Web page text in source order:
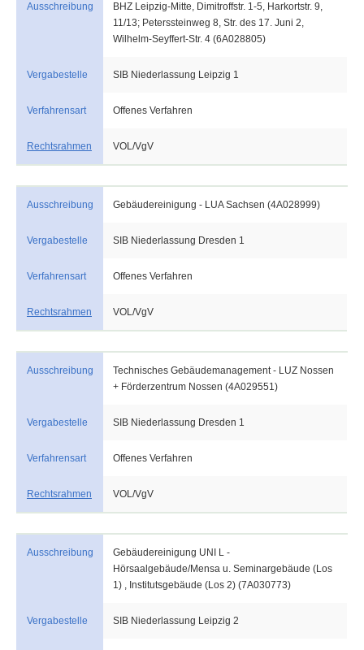
Ausschreibung
BHZ Leipzig-Mitte, Dimitroffstr. 1-5, Harkortstr. 9,
11/13; Peterssteinweg 8, Str. des 17. Juni 2,
Wilhelm-Seyffert-Str. 4 (6A028805)
Vergabestelle SIB Niederlassung Leipzig 1
Verfahrensart Offenes Verfahren
Rechtsrahmen VOL/VgV
Ausschreibung Gebäudereinigung - LUA Sachsen (4A028999)
Vergabestelle SIB Niederlassung Dresden 1
Verfahrensart Offenes Verfahren
Rechtsrahmen VOL/VgV
Ausschreibung
Technisches Gebäudemanagement - LUZ Nossen
+ Förderzentrum Nossen (4A029551)
Vergabestelle SIB Niederlassung Dresden 1
Verfahrensart Offenes Verfahren
Rechtsrahmen VOL/VgV
Ausschreibung
Gebäudereinigung UNI L -
Hörsaalgebäude/Mensa u. Seminargebäude (Los
1) , Institutsgebäude (Los 2) (7A030773)
Vergabestelle SIB Niederlassung Leipzig 2